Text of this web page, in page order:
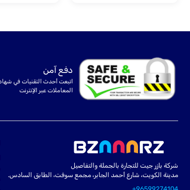
دفع آمن
المعاملات عبر الإنترنت
شركة بازر جيت للتجارة بالجملة والتفاصيل
مدينة الكويت، شارع أحمد الجابر، مجمع سوفت، الطابق السادس.